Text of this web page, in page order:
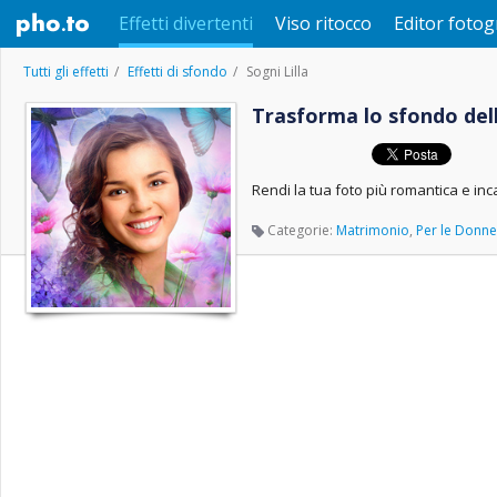
Effetti divertenti Viso ritocco Editor
Tutti gli effetti Effetti di sfondo Sogni Lilla
Trasforma lo sfondo
Rendi la tua foto più romantica e
Categorie: Matrimonio, Per le Donne